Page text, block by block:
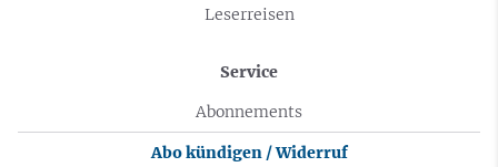
Leserreisen
Service
Abonnements
Abo kündigen / Widerruf